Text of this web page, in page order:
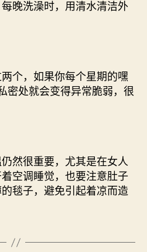
晚洗澡时，用清水清洁外
个，如果你每个星期的嘿
密处就会变得异常脆弱，很
然很重要，尤其是在女人
空调睡觉，也要注意肚子
毯子，避免引起着凉而造